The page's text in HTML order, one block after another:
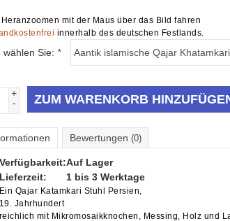
Heranzoomen mit der Maus über das Bild fahren
innerhalb des deutschen Festlands.
wählen Sie: *
+
-
ZUM WARENKORB
Bewertungen (0)
Verfügbarkeit:Auf Lager
Lieferzeit:
1 bis 3 Werktage
Ein Qajar Katamkari Stuhl
Persien,
19. Jahrhundert
reichlich mit Mikromosaikknochen, Messing, Holz und